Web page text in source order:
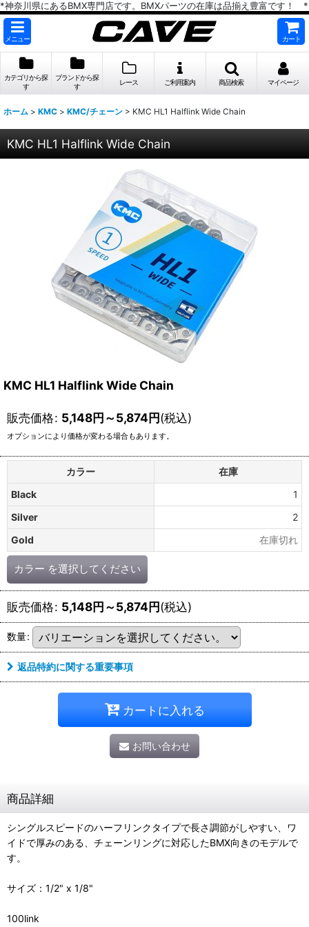
*神奈川県にあるBMX専門店です。BMXパーツの在庫は品揃え豊富です！ *
メニュー カート
カテゴリから探
す
ブランドから探
す
レース ご利用案内 商品検索 マイページ
ホーム > KMC > KMC/チェーン > KMC HL1 Halflink Wide Chain
KMC HL1 Halflink Wide Chain
KMC HL1 Halflink Wide Chain
販売価格: 5,148円～5,874円(税込)
オプションにより価格が変わる場合もあります。
カラー
在庫
Black
1
Silver
2
Gold
在庫切れ
カラー を選択してください
販売価格: 5,148円～5,874円(税込)
数量:
返品特約に関する重要事項
カートに入れる
お問い合わせ
商品詳細
シングルスピードのハーフリンクタイプで長さ調節がしやすい、ワ
イドで厚みのある、チェーンリングに対応したBMX向きのモデルで
す。
サイズ：1/2" x 1/8"
100link